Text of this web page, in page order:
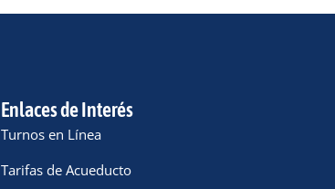
Enlaces de Interés
Turnos en Línea
Tarifas de Acueducto